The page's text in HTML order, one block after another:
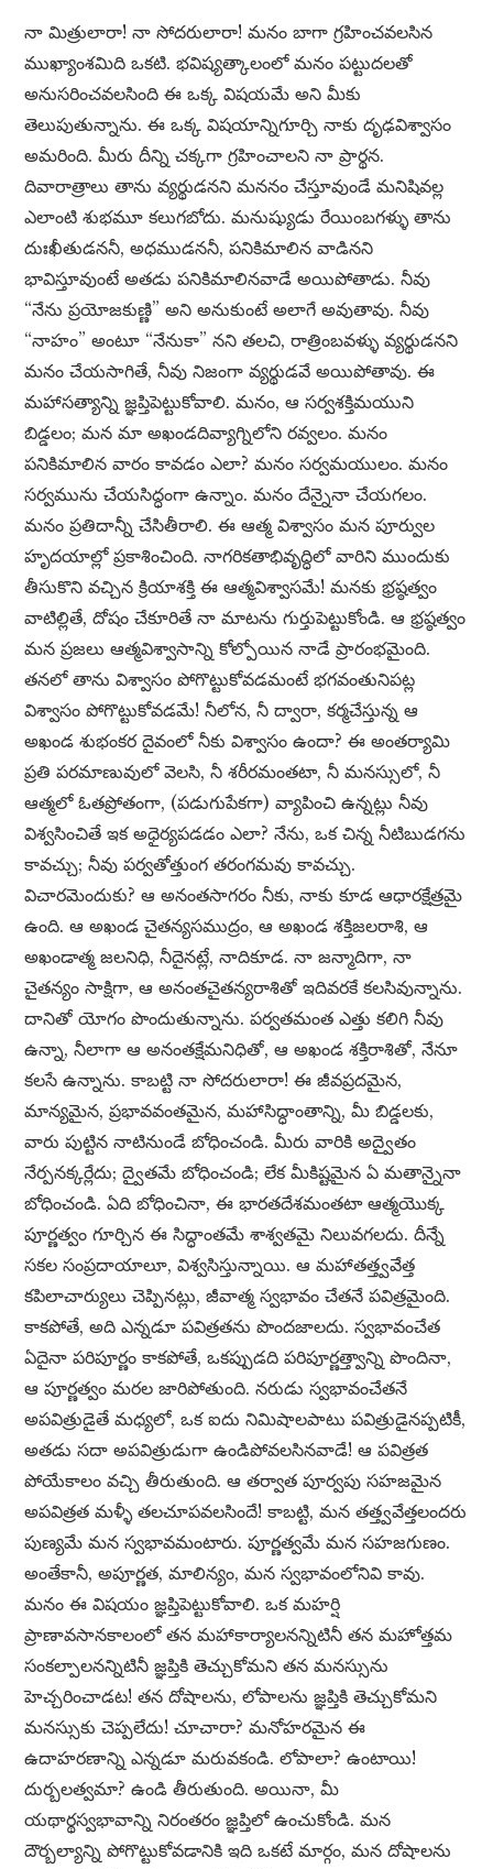
నా మిత్రులారా! నా సోదరులారా! మనం బాగా గ్రహించవలసిన
ముఖ్యాంశమిది ఒకటి. భవిష్యత్కాలంలో మనం పట్టుదలతో
అనుసరించవలసింది ఈ ఒక్క విషయమే అని మీకు
తెలుపుతున్నాను. ఈ ఒక్క విషయాన్నిగూర్చి నాకు దృఢవిశ్వాసం
అమరింది. మీరు దీన్ని చక్కగా గ్రహించాలని నా ప్రార్థన.
దివారాత్రాలు తాను వ్యర్థుడనని మననం చేస్తూవుండే మనిషివల్ల
ఎలాంటి శుభమూ కలుగబోదు. మనుష్యుడు రేయింబగళ్ళు తాను
దుఃఖీతుడననీ, అధముడననీ, పనికిమాలిన వాడినని
భావిస్తూవుంటే అతడు పనికిమాలినవాడే అయిపోతాడు. నీవు
“నేను ప్రయోజకుణ్ణి” అని అనుకుంటే అలాగే అవుతావు. నీవు
“నాహం” అంటూ “నేనుకా” నని తలచి, రాత్రింబవళ్ళు వ్యర్థుడనని
మనం చేయసాగితే, నీవు నిజంగా వ్యర్థుడవే అయిపోతావు. ఈ
మహాసత్యాన్ని జ్ఞప్తిపెట్టుకోవాలి. మనం, ఆ సర్వశక్తిమయుని
బిడ్డలం; మన మా అఖండదివ్యాగ్నిలోని రవ్వలం. మనం
పనికిమాలిన వారం కావడం ఎలా? మనం సర్వమయులం. మనం
సర్వమును చేయసిద్ధంగా ఉన్నాం. మనం దేన్నైనా చేయగలం.
మనం ప్రతిదాన్నీ చేసితీరాలి. ఈ ఆత్మ విశ్వాసం మన పూర్వుల
హృదయాల్లో ప్రకాశించింది. నాగరికతాభివృద్ధిలో వారిని ముందుకు
తీసుకొని వచ్చిన క్రియాశక్తి ఈ ఆత్మవిశ్వాసమే! మనకు భ్రష్ఠత్వం
వాటిల్లితే, దోషం చేకూరితే నా మాటను గుర్తుపెట్టుకోండి. ఆ భ్రష్ఠత్వం
మన ప్రజలు ఆత్మవిశ్వాసాన్ని కోల్పోయిన నాడే ప్రారంభమైంది.
తనలో తాను విశ్వాసం పోగొట్టుకోవడమంటే భగవంతునిపట్ల
విశ్వాసం పోగొట్టుకోవడమే! నీలోన, నీ ద్వారా, కర్మచేస్తున్న ఆ
అఖండ శుభంకర దైవంలో నీకు విశ్వాసం ఉందా? ఈ అంతర్యామి
ప్రతి పరమాణువులో వెలసి, నీ శరీరమంతటా, నీ మనస్సులో, నీ
ఆత్మలో ఓతప్రోతంగా, (పడుగుపేకగా) వ్యాపించి ఉన్నట్లు నీవు
విశ్వసించితే ఇక అధైర్యపడడం ఎలా? నేను, ఒక చిన్న నీటిబుడగను
కావచ్చు; నీవు పర్వతోత్తుంగ తరంగమవు కావచ్చు.
విచారమెందుకు? ఆ అనంతసాగరం నీకు, నాకు కూడ ఆధారక్షేత్రమై
ఉంది. ఆ అఖండ చైతన్యసముద్రం, ఆ అఖండ శక్తిజలరాశి, ఆ
అఖండాత్మ జలనిధి, నీదైనట్లే, నాదికూడ. నా జన్మాదిగా, నా
చైతన్యం సాక్షిగా, ఆ అనంతచైతన్యరాశితో ఇదివరకే కలసివున్నాను.
దానితో యోగం పొందుతున్నాను. పర్వతమంత ఎత్తు కలిగి నీవు
ఉన్నా, నీలాగా ఆ అనంతక్షేమనిధితో, ఆ అఖండ శక్తిరాశితో, నేనూ
కలసే ఉన్నాను. కాబట్టి నా సోదరులారా! ఈ జీవప్రదమైన,
మాన్యమైన, ప్రభావవంతమైన, మహాసిద్ధాంతాన్ని, మీ బిడ్డలకు,
వారు పుట్టిన నాటినుండే బోధించండి. మీరు వారికి అద్వైతం
నేర్పనక్కర్లేదు; ద్వైతమే బోధించండి; లేక మీకిష్టమైన ఏ మతాన్నైనా
బోధించండి. ఏది బోధించినా, ఈ భారతదేశమంతటా ఆత్మయొక్క
పూర్ణత్వం గూర్చిన ఈ సిద్ధాంతమే శాశ్వతమై నిలువగలదు. దీన్నే
సకల సంప్రదాయాలూ, విశ్వసిస్తున్నాయి. ఆ మహాతత్త్వవేత్త
కపిలాచార్యులు చెప్పినట్లు, జీవాత్మ స్వభావం చేతనే పవిత్రమైంది.
కాకపోతే, అది ఎన్నడూ పవిత్రతను పొందజాలదు. స్వభావంచేత
ఏదైనా పరిపూర్ణం కాకపోతే, ఒకప్పుడది పరిపూర్ణత్త్వాన్ని పొందినా,
ఆ పూర్ణత్వం మరల జారిపోతుంది. నరుడు స్వభావంచేతనే
అపవిత్రుడైతే మధ్యలో, ఒక ఐదు నిమిషాలపాటు పవిత్రుడైనప్పటికీ,
అతడు సదా అపవిత్రుడుగా ఉండిపోవలసినవాడే! ఆ పవిత్రత
పోయేకాలం వచ్చి తీరుతుంది. ఆ తర్వాత పూర్వపు సహజమైన
అపవిత్రత మళ్ళీ తలచూపవలసిందే! కాబట్టి, మన తత్త్వవేత్తలందరు
పుణ్యమే మన స్వభావమంటారు. పూర్ణత్వమే మన సహజగుణం.
అంతేకానీ, అపూర్ణత, మాలిన్యం, మన స్వభావంలోనివి కావు.
మనం ఈ విషయం జ్ఞప్తిపెట్టుకోవాలి. ఒక మహర్షి
ప్రాణావసానకాలంలో తన మహాకార్యాలనన్నిటినీ తన మహోత్తమ
సంకల్పాలనన్నిటినీ జ్ఞప్తికి తెచ్చుకోమని తన మనస్సును
హెచ్చరించాడట! తన దోషాలను, లోపాలను జ్ఞప్తికి తెచ్చుకోమని
మనస్సుకు చెప్పలేదు! చూచారా? మనోహరమైన ఈ
ఉదాహరణాన్ని ఎన్నడూ మరువకండి. లోపాలా? ఉంటాయి!
దుర్బలత్వమా? ఉండి తీరుతుంది. అయినా, మీ
యథార్థస్వభావాన్ని నిరంతరం జ్ఞప్తిలో ఉంచుకోండి. మన
దౌర్బల్యాన్ని పోగొట్టుకోవడానికి ఇది ఒకటే మార్గం, మన దోషాలను